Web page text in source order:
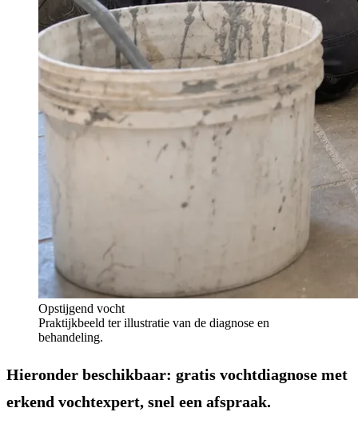
Opstijgend vocht
Praktijkbeeld ter illustratie van de diagnose en
behandeling.
Hieronder beschikbaar: gratis vochtdiagnose met
erkend vochtexpert, snel een afspraak.